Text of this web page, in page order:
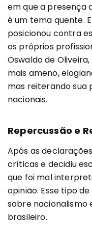
em que a presença
é um tema quente.
posicionou contra
os próprios
Oswaldo de
mais ameno,
mas reiterando
nacionais.
Repercussão e
Após as
críticas e decidiu
que foi mal
opinião. Esse tipo
sobre
brasileiro.